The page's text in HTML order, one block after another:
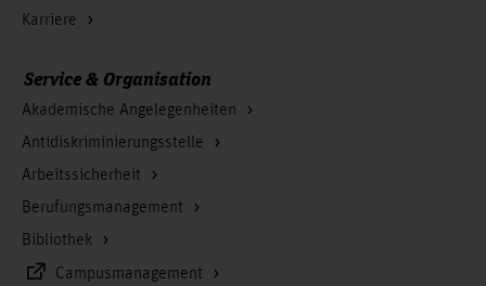
Karriere
Service & Organisation
Akademische Angelegenheiten
Antidiskriminierungsstelle
Arbeitssicherheit
Berufungsmanagement
Bibliothek
Campusmanagement